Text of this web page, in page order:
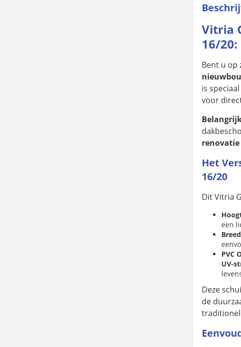
Vitria
16/
Bent u op
is
voor
Het
16/20
Dit Vitria
een
PVC
UV-
Deze
de